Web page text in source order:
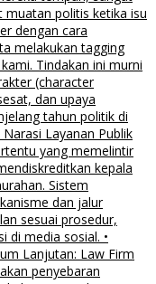
muatan politis ketika isu
dengan cara
melakukan tagging
Tindakan ini murni
(character
dan upaya
tahun politik di
Layanan Publik
yang memelintir
kepala
Sistem
dan jalur
sesuai prosedur,
di media sosial. •
Lanjutan: Law Firm
penyebaran